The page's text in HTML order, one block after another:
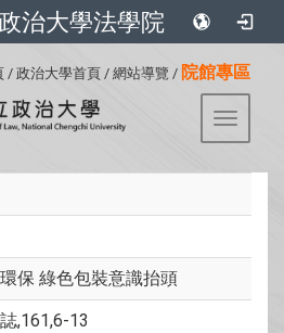
治大學法學院
/ 政治大學首頁 / 網站導覽 / 院館專區
Toggle
保 綠色包裝意識抬頭
,161,6-13